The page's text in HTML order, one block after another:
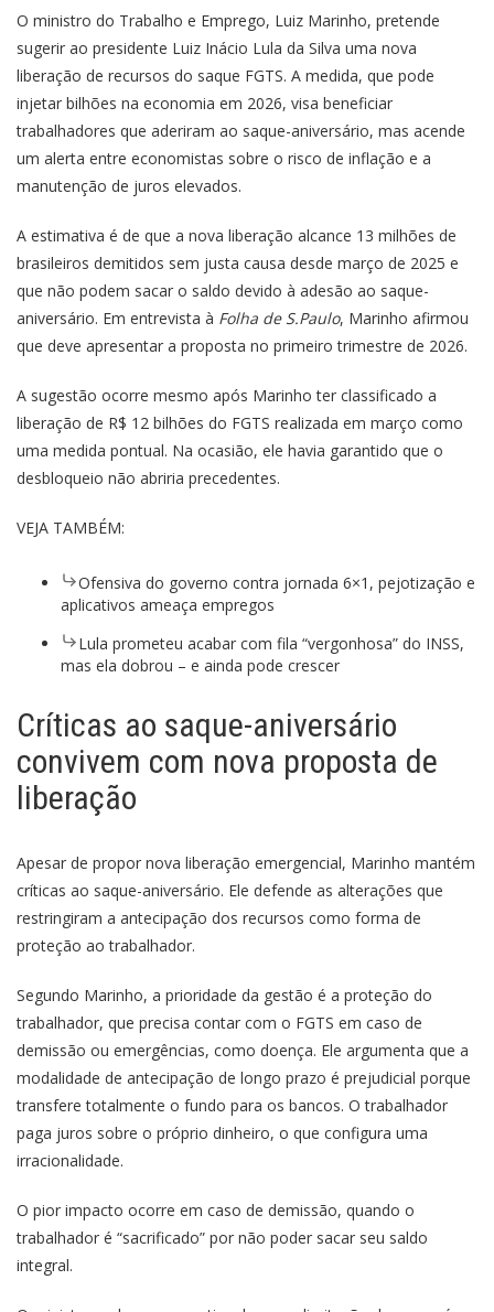
O ministro do Trabalho e Emprego, Luiz Marinho, pretende
sugerir ao presidente Luiz Inácio Lula da Silva uma nova
liberação de recursos do saque FGTS. A medida, que pode
injetar bilhões na economia em 2026, visa beneficiar
trabalhadores que aderiram ao saque-aniversário, mas acende
um alerta entre economistas sobre o risco de inflação e a
manutenção de juros elevados.
A estimativa é de que a nova liberação alcance 13 milhões de
brasileiros demitidos sem justa causa desde março de 2025 e
que não podem sacar o saldo devido à adesão ao saque-
aniversário. Em entrevista à Folha de S.Paulo, Marinho afirmou
que deve apresentar a proposta no primeiro trimestre de 2026.
A sugestão ocorre mesmo após Marinho ter classificado a
liberação de R$ 12 bilhões do FGTS realizada em março como
uma medida pontual. Na ocasião, ele havia garantido que o
desbloqueio não abriria precedentes.
VEJA TAMBÉM:
Ofensiva do governo contra jornada 6×1, pejotização e
aplicativos ameaça empregos
Lula prometeu acabar com fila “vergonhosa” do INSS,
mas ela dobrou – e ainda pode crescer
Críticas ao saque-aniversário
convivem com nova proposta de
liberação
Apesar de propor nova liberação emergencial, Marinho mantém
críticas ao saque-aniversário. Ele defende as alterações que
restringiram a antecipação dos recursos como forma de
proteção ao trabalhador.
Segundo Marinho, a prioridade da gestão é a proteção do
trabalhador, que precisa contar com o FGTS em caso de
demissão ou emergências, como doença. Ele argumenta que a
modalidade de antecipação de longo prazo é prejudicial porque
transfere totalmente o fundo para os bancos. O trabalhador
paga juros sobre o próprio dinheiro, o que configura uma
irracionalidade.
O pior impacto ocorre em caso de demissão, quando o
trabalhador é “sacrificado” por não poder sacar seu saldo
integral.